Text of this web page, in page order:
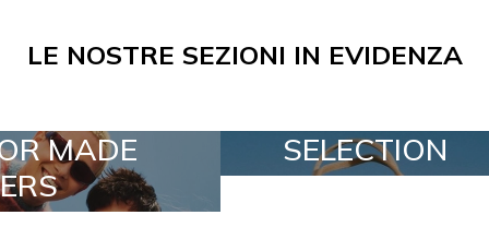
LE NOSTRE SEZIONI IN EVIDENZA
SELECTION SPECIAL LOTS